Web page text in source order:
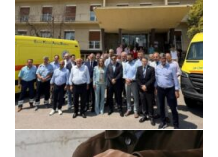
06/08/2026 · 17:01
Περιφέρεια Στερεάς Ελλάδας: Ενίσχυση